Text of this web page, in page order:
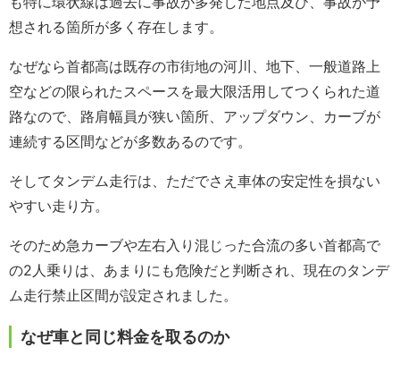
想される箇所が多く存在します。
なぜなら首都高は既存の市街地の河川、地下、一般道路上
空などの限られたスペースを最大限活用してつくられた道
路なので、路肩幅員が狭い箇所、アップダウン、カーブが
連続する区間などが多数あるのです。
そしてタンデム走行は、ただでさえ車体の安定性を損ない
やすい走り方。
そのため急カーブや左右入り混じった合流の多い首都高で
の2人乗りは、あまりにも危険だと判断され、現在のタンデ
ム走行禁止区間が設定されました。
なぜ車と同じ料金を取るのか